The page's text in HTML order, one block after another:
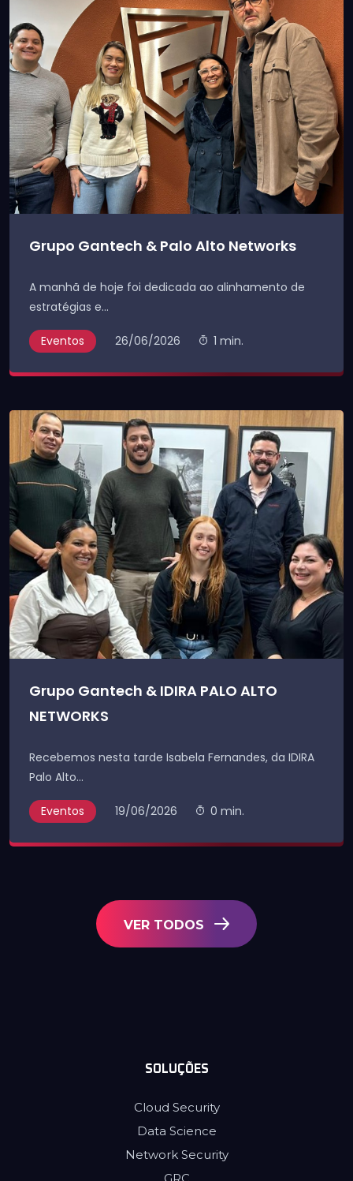
Grupo Gantech & Palo Alto Networks
A manhã de hoje foi dedicada ao alinhamento de
estratégias e...
Eventos 26/06/2026 1 min.
Grupo Gantech & IDIRA PALO ALTO
NETWORKS
Recebemos nesta tarde Isabela Fernandes, da IDIRA
Palo Alto...
Eventos 19/06/2026 0 min.
VER TODOS
SOLUÇÕES
Cloud Security
Data Science
Network Security
GRC